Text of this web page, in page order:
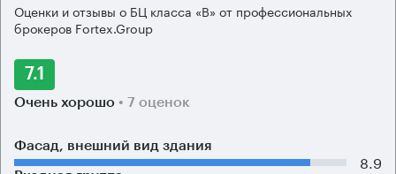
Оценки и отзывы о БЦ класса «B» от профессиональных
брокеров Fortex.Group
7.1
Очень хорошо • 7 оценок
Фасад, внешний вид здания
8.9